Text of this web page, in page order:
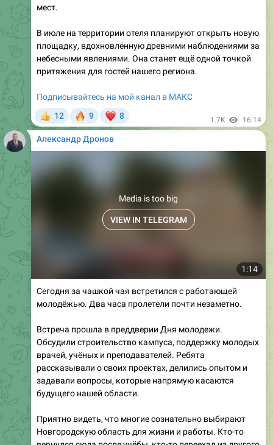
В июле на территории отеля планируют открыть новую
небесными явлениями. Она станет ещё одной точкой
притяжения для гостей нашего региона.
Подписывайтесь на мой канал в МАКС
❤
Александр Дронов
VIEW IN TELEGRAM
Сегодня за чашкой чая встретился с работающей
молодёжью. Два часа пролетели почти незаметно.
Встреча прошла в преддверии Дня молодежи.
врачей, учёных и преподавателей. Ребята
рассказывали о своих проектах, делились опытом и
задавали вопросы, которые напрямую касаются
будущего нашей области.
Приятно видеть, что многие сознательно выбирают
вернулся сюда после учёбы, кто-то переехал из другого
города, кто-то открыл собственное дело или